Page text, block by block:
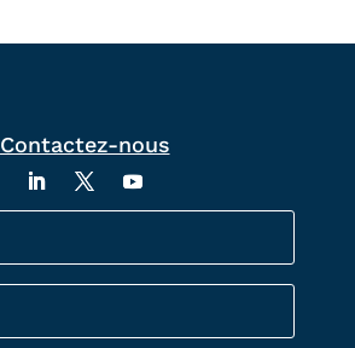
Contactez-nous